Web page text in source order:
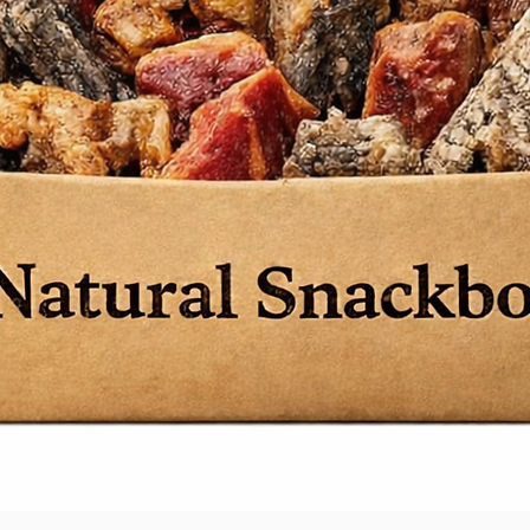
comme composant principal
en surpoids ou au diabète sucré
en matières grasses contribue à la
de poids
pour le maintien musculaire
de graisse tout en maintenant les
muscles
grâce aux fibres naturelles
de fibres ou de prébiotiques et